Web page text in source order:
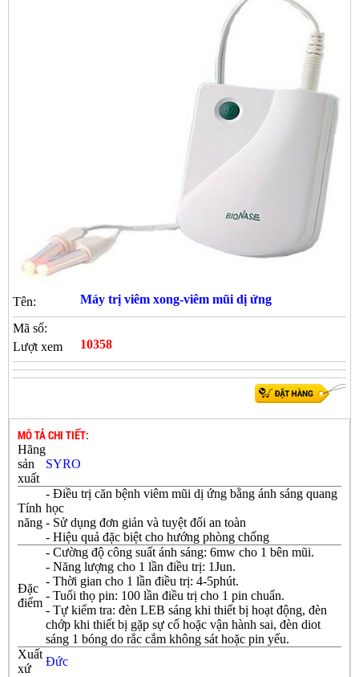
Tên: Máy trị viêm xong-viêm mũi dị ứng
Mã số:
Lượt xem
10358
MÔ TẢ CHI TIẾT:
Hãng
sản
xuất
SYRO
Tính
năng
- Điều trị căn bệnh viêm mũi dị ứng bằng ánh sáng quang
học
- Sử dụng đơn giản và tuyệt đối an toàn
- Hiệu quả đặc biệt cho hướng phòng chống
Đặc
điểm
- Cường độ công suất ánh sáng: 6mw cho 1 bên mũi.
- Năng lượng cho 1 lần điều trị: 1Jun.
- Thời gian cho 1 lần điều trị: 4-5phút.
- Tuổi thọ pin: 100 lần điều trị cho 1 pin chuẩn.
- Tự kiểm tra: đèn LEB sáng khi thiết bị hoạt động, đèn
chớp khi thiết bị gặp sự cố hoặc vận hành sai, đèn diot
sáng 1 bóng do rắc cắm không sát hoặc pin yếu.
Xuất
xứ
Đức